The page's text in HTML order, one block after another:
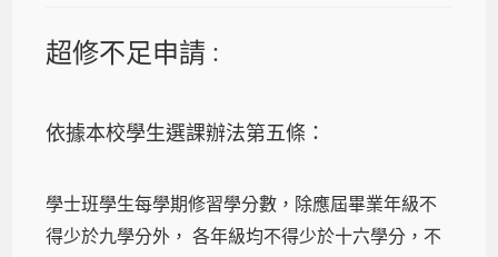
超修不足申請 ：
依據本校學生選課辦法第五條：
學士班學生每學期修習學分數，除應屆畢業年級不
得少於九學分外， 各年級均不得少於十六學分，不